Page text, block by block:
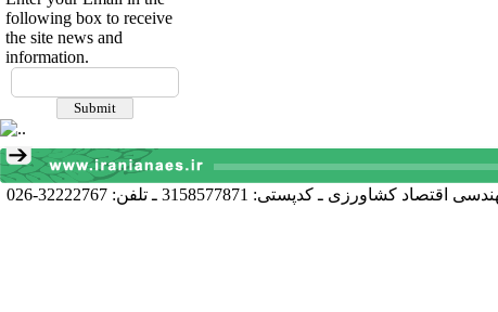
following box to receive
the site news and
information.
آدرس دبیرخانه انجمن: کرج خیابان دانشکده، پردیس کشاورزی و منابع طبیعی دانشگاه تهران دانشکده اقتصاد و توسعه کشاورزی، گروه مهندسی اقتصاد کشاورزی ـ کدپستی: 3158577871 ـ تلفن: 32222767-026